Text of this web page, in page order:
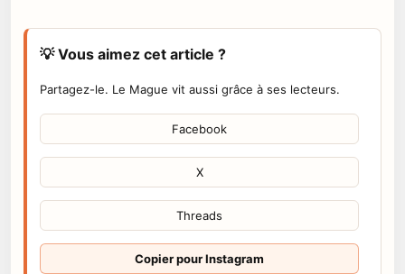
💡 Vous aimez cet article ?
Partagez-le. Le Mague vit aussi grâce à ses lecteurs.
Facebook
X
Threads
Copier pour Instagram